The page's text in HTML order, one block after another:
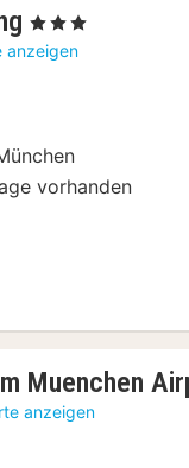
1
Nacht
, 3 Sterne
anzeigen
vorhanden
Muenchen
anzeigen